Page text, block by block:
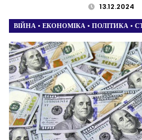
13.12.2024
ВІЙНА • ЕКОНОМІКА • ПОЛІТИКА •